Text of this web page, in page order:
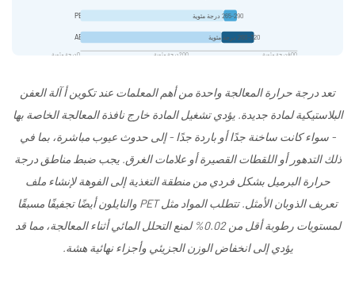
PET 265-290 درجة مئوية
260-320 درجة مئوية
0 درجة مئوية 200 درجة مئوية 400 درجة مئوية
تعد درجة حرارة المعالجة واحدة من أهم المعلمات عند تكوين أآلة العفن
البلاستيكيةلمادة جديدة. يؤدي تشغيل المادة خارج نافذة المعالجة الخاصة بها
- سواء كانت ساخنة جدًا أو باردة جدًا - إلى حدوث عيوب مباشرة، بما في
ذلك التدهور أو اللقطات القصيرة أو علامات الغرق. يجب ضبط مناطق درجة
حرارة البرميل بشكل فردي من منطقة التغذية إلى الفوهة لإنشاء ملف
تعريف الذوبان الأمثل. تتطلب المواد مثل PET والنايلون أيضًا تجفيفًا مسبقًا
لمستويات رطوبة أقل من 0.02% لمنع التحلل المائي أثناء المعالجة، مما قد
يؤدي إلى انخفاض الوزن الجزيئي وأجزاء نهائية هشة.